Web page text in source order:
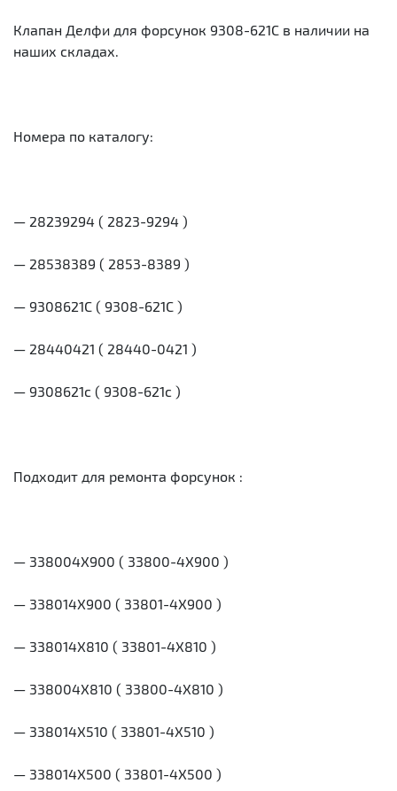
Клапан Делфи для форсунок 9308-621C в наличии на
наших складах.
Номера по каталогу:
— 28239294 ( 2823-9294 )
— 28538389 ( 2853-8389 )
— 9308621C ( 9308-621C )
— 28440421 ( 28440-0421 )
— 9308621с ( 9308-621с )
Подходит для ремонта форсунок :
— 338004X900 ( 33800-4X900 )
— 338014X900 ( 33801-4X900 )
— 338014X810 ( 33801-4X810 )
— 338004X810 ( 33800-4X810 )
— 338014X510 ( 33801-4X510 )
— 338014X500 ( 33801-4X500 )